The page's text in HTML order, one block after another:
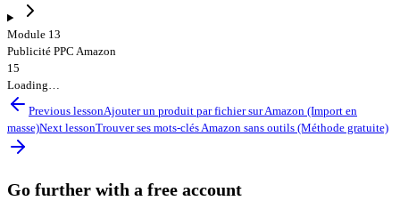
Module 13
Publicité PPC Amazon
15
Loading…
Previous lessonAjouter un produit par fichier sur Amazon (Import en
masse)Next lessonTrouver ses mots-clés Amazon sans outils (Méthode gratuite)
Go further with a free account